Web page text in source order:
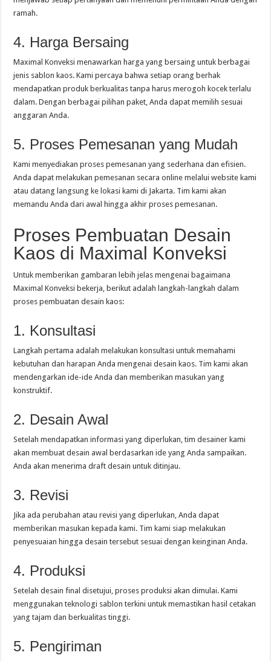
ramah.
4. Harga Bersaing
Maximal Konveksi menawarkan harga yang bersaing untuk berbagai
jenis sablon kaos. Kami percaya bahwa setiap orang berhak
mendapatkan produk berkualitas tanpa harus merogoh kocek terlalu
dalam. Dengan berbagai pilihan paket, Anda dapat memilih sesuai
anggaran Anda.
5. Proses Pemesanan yang Mudah
Kami menyediakan proses pemesanan yang sederhana dan efisien.
Anda dapat melakukan pemesanan secara online melalui website kami
atau datang langsung ke lokasi kami di Jakarta. Tim kami akan
memandu Anda dari awal hingga akhir proses pemesanan.
Proses Pembuatan Desain
Kaos di Maximal Konveksi
Untuk memberikan gambaran lebih jelas mengenai bagaimana
Maximal Konveksi bekerja, berikut adalah langkah-langkah dalam
proses pembuatan desain kaos:
1. Konsultasi
Langkah pertama adalah melakukan konsultasi untuk memahami
kebutuhan dan harapan Anda mengenai desain kaos. Tim kami akan
mendengarkan ide-ide Anda dan memberikan masukan yang
konstruktif.
2. Desain Awal
Setelah mendapatkan informasi yang diperlukan, tim desainer kami
akan membuat desain awal berdasarkan ide yang Anda sampaikan.
Anda akan menerima draft desain untuk ditinjau.
3. Revisi
Jika ada perubahan atau revisi yang diperlukan, Anda dapat
memberikan masukan kepada kami. Tim kami siap melakukan
penyesuaian hingga desain tersebut sesuai dengan keinginan Anda.
4. Produksi
Setelah desain final disetujui, proses produksi akan dimulai. Kami
menggunakan teknologi sablon terkini untuk memastikan hasil cetakan
yang tajam dan berkualitas tinggi.
5. Pengiriman